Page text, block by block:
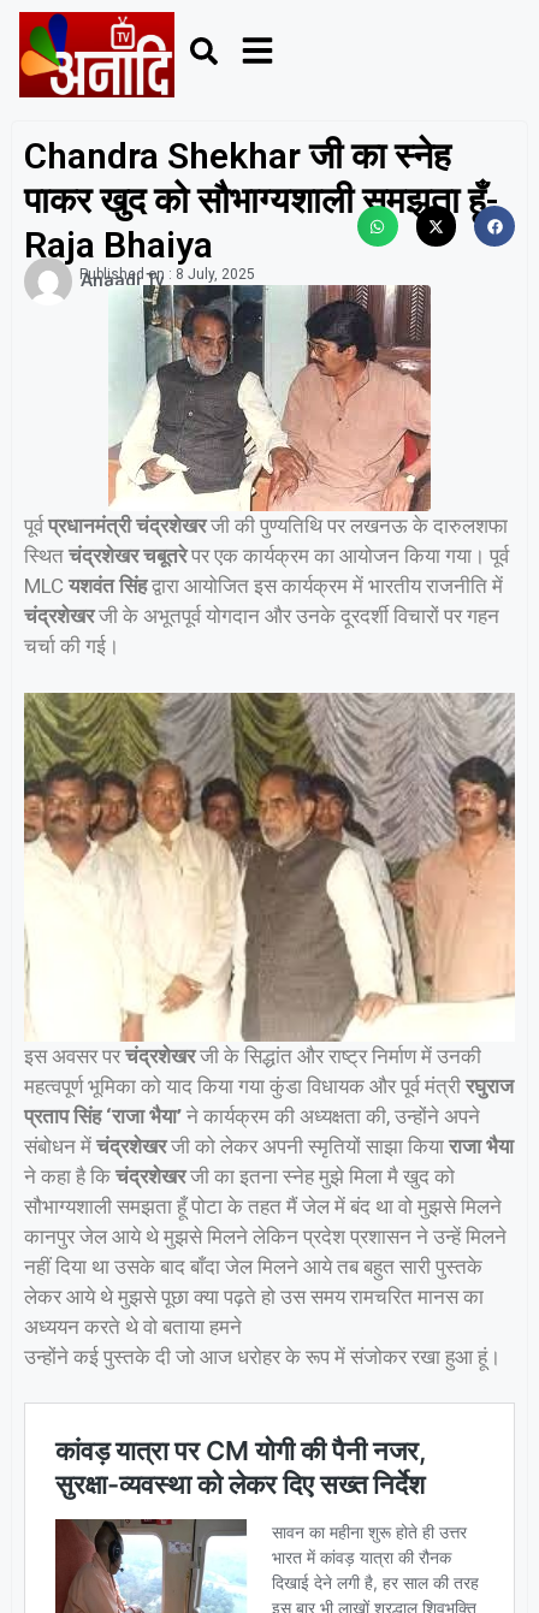
Chandra Shekhar जी का स्नेह
पाकर खुद को सौभाग्यशाली समझता हूँ-
Raja Bhaiya
Anaadi Tv
Published on : 8 July, 2025
पूर्वप्रधानमंत्री चंद्रशेखरजी की पुण्यतिथि पर लखनऊ के दारुलशफा
स्थित चंद्रशेखर चबूतरेपर एक कार्यक्रम का आयोजन किया गया। पूर्व
MLC यशवंत सिंहद्वारा आयोजित इस कार्यक्रम में भारतीय राजनीति में
चंद्रशेखरजी के अभूतपूर्व योगदान और उनके दूरदर्शी विचारों पर गहन
चर्चा की गई।
इस अवसर परचंद्रशेखरजी के सिद्धांत और राष्ट्र निर्माण में उनकी
महत्वपूर्ण भूमिका को याद किया गया कुंडा विधायक और पूर्व मंत्री रघुराज
प्रताप सिंह ‘राजा भैया’ ने कार्यक्रम की अध्यक्षता की, उन्होंने अपने
संबोधन में चंद्रशेखरजी को लेकर अपनी स्मृतियों साझा किया राजा भैया
ने कहा है कि चंद्रशेखरजी का इतना स्नेह मुझे मिला मै खुद को
सौभाग्यशाली समझता हूँ पोटा के तहत मैं जेल में बंद था वो मुझसे मिलने
कानपुर जेल आये थे मुझसे मिलने लेकिन प्रदेश प्रशासन ने उन्हें मिलने
नहीं दिया था उसके बाद बाँदा जेल मिलने आये तब बहुत सारी पुस्तके
लेकर आये थे मुझसे पूछा क्या पढ़ते हो उस समय रामचरित मानस का
अध्ययन करते थे वो बताया हमने
उन्होंने कई पुस्तके दी जो आज धरोहर के रूप में संजोकर रखा हुआ हूं।